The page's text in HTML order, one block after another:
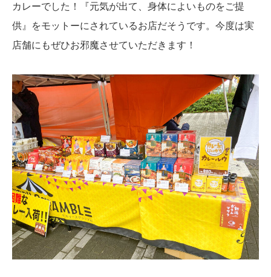
カレーでした！『元気が出て、身体によいものをご提
供』をモットーにされているお店だそうです。今度は実
店舗にもぜひお邪魔させていただきます！